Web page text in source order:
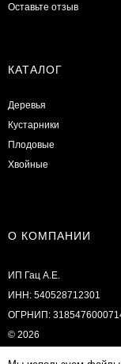
Оставьте отзыв
КАТАЛОГ
Деревья
Кустарники
Плодовые
Хвойные
О КОМПАНИИ
ИП Гац А.Е.
ИНН: 540528712301
ОГРНИП:
© 2026